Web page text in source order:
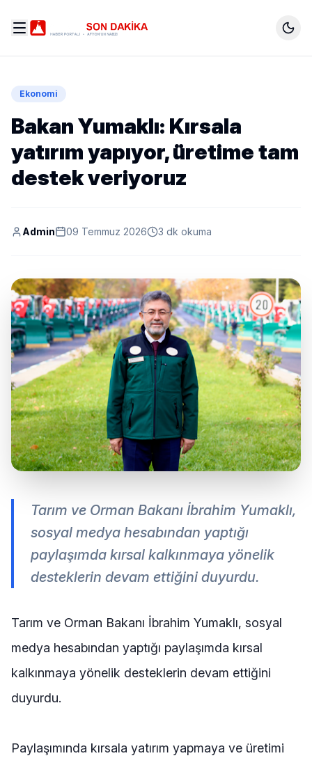
Ekonomi
Bakan Yumaklı: Kırsala
yatırım yapıyor, üretime tam
destek veriyoruz
Admin 09 Temmuz 2026 3 dk okuma
Tarım ve Orman Bakanı İbrahim Yumaklı,
sosyal medya hesabından yaptığı
paylaşımda kırsal kalkınmaya yönelik
desteklerin devam ettiğini duyurdu.
Tarım ve Orman Bakanı İbrahim Yumaklı, sosyal
medya hesabından yaptığı paylaşımda kırsal
kalkınmaya yönelik desteklerin devam ettiğini
duyurdu.
Paylaşımında kırsala yatırım yapmaya ve üretimi